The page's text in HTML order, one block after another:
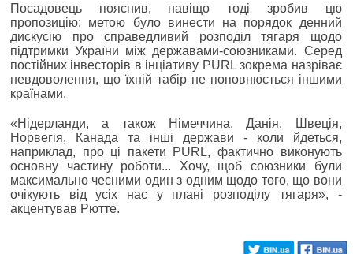
Посадовець пояснив, навіщо тоді зробив цю
пропозицію: метою було винести на порядок денний
дискусію про справедливий розподіл тягаря щодо
підтримки України між державами-союзниками. Серед
постійних інвесторів в інціативу PURL зокрема назріває
невдоволення, що їхній табір не поповнюється іншими
країнами.
«Нідерланди, а також Німеччина, Данія, Швеція,
Норвегія, Канада та інші держави - коли йдеться,
наприклад, про ці пакети PURL, фактично виконують
основну частину роботи... Хочу, щоб союзники були
максимально чесними один з одним щодо того, що вони
очікують від усіх нас у плані розподілу тягаря», -
акцентував Рютте.